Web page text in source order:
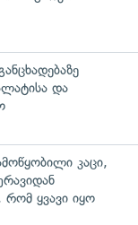
და
კაცი,
რომ ყვავი იყო